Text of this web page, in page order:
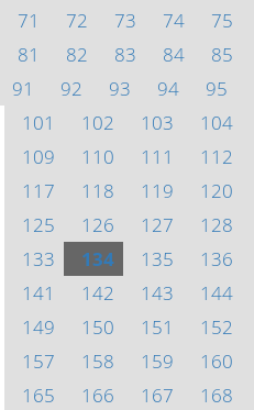
71
72 73 74 75
81
82 83 84 85
91
92 93 94 95
101
102 103 104
109
110 111 112
117
118 119 120
125
126 127 128
133
134 135 136
141
142 143 144
149
150 151 152
157
158 159 160
165
166 167 168